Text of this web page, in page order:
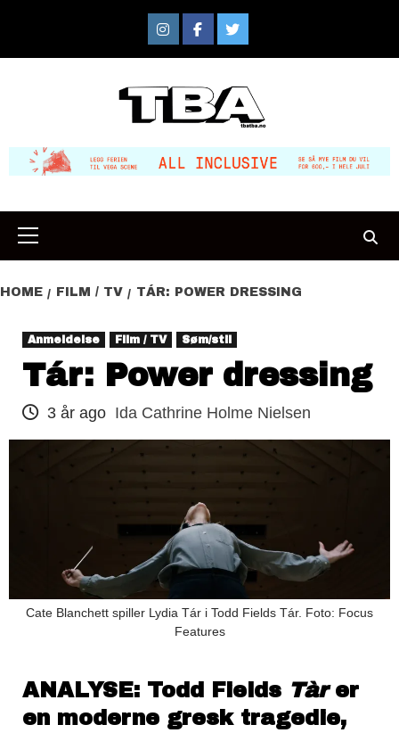
content
InstagramFacebook
Twitter
Primary
Menu
HOME FILM / TV TÁR: POWER DRESSING
Anmeldelse Film / TV Søm/stil
Tár: Power dressing
3 år ago Ida Cathrine Holme Nielsen
Cate Blanchett spiller Lydia Tár i Todd Fields Tár. Foto: Focus
Features
ANALYSE: Todd Fields Tàrer
en moderne gresk tragedie,